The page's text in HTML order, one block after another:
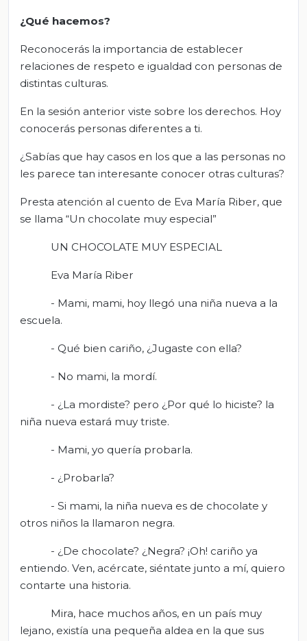
¿Qué hacemos?
Reconocerás la importancia de establecer
relaciones de respeto e igualdad con personas de
distintas culturas.
En la sesión anterior viste sobre los derechos. Hoy
conocerás personas diferentes a ti.
¿Sabías que hay casos en los que a las personas no
les parece tan interesante conocer otras culturas?
Presta atención al cuento de Eva María Riber, que
se llama “Un chocolate muy especial”
UN CHOCOLATE MUY ESPECIAL
Eva María Riber
- Mami, mami, hoy llegó una niña nueva a la
escuela.
- Qué bien cariño, ¿Jugaste con ella?
- No mami, la mordí.
- ¿La mordiste? pero ¿Por qué lo hiciste? la
niña nueva estará muy triste.
- Mami, yo quería probarla.
- ¿Probarla?
- Si mami, la niña nueva es de chocolate y
otros niños la llamaron negra.
- ¿De chocolate? ¿Negra? ¡Oh! cariño ya
entiendo. Ven, acércate, siéntate junto a mí, quiero
contarte una historia.
Mira, hace muchos años, en un país muy
lejano, existía una pequeña aldea en la que sus